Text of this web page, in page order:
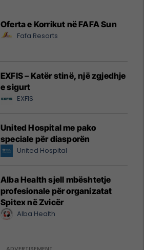
Oferta e Korrikut në FAFA Sun
Fafa Resorts
EXFIS – Katër stinë, një zgjedhje
e sigurt
EXFIS
United Hospital me pako
speciale për diasporën
United Hospital
Alba Health sjell mbështetje
profesionale për organizatat
Spitex në Zvicër
Alba Health